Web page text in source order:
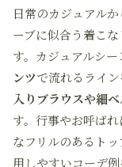
日常のカジュアル
ーブに似合う着こ
す。カジュアルシ
ンツで流れるライン
入りブラウスや細
す。行事やお呼ば
なフリルのあるト
用しやすいコーデ例